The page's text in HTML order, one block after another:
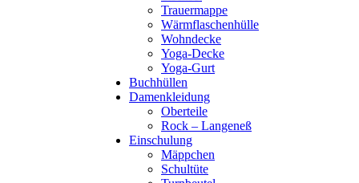
Trauermappe
Wärmflaschenhülle
Wohndecke
Yoga-Decke
Yoga-Gurt
Buchhüllen
Damenkleidung
Oberteile
Rock – Langeneß
Einschulung
Mäppchen
Schultüte